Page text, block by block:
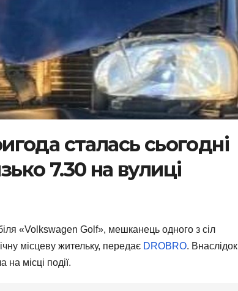
сталась сьогодні
7.30 на вулиці
«Volkswagen Golf», мешканець одного з сіл
місцеву жительку, передає DROBRO. Внаслідок
місці події.